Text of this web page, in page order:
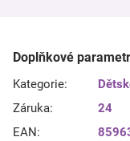
Doplňkové
Kategorie:
Záruka:
24
EAN: